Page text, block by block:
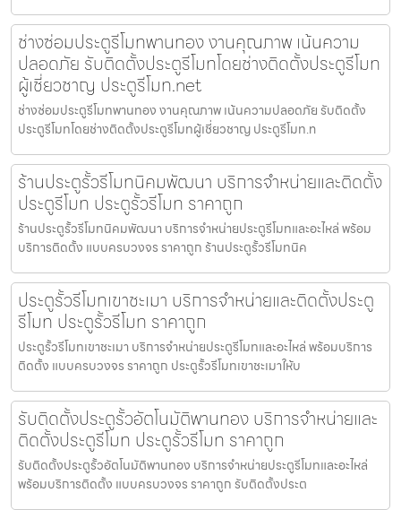
ช่างซ่อมประตูรีโมทพานทอง งานคุณภาพ เน้นความ
ปลอดภัย รับติดตั้งประตูรีโมทโดยช่างติดตั้งประตูรีโมท
ผู้เชี่ยวชาญ ประตูรีโมท.net
ช่างซ่อมประตูรีโมทพานทอง งานคุณภาพ เน้นความปลอดภัย รับติดตั้ง
ประตูรีโมทโดยช่างติดตั้งประตูรีโมทผู้เชี่ยวชาญ ประตูรีโมท.n
ร้านประตูรั้วรีโมทนิคมพัฒนา บริการจำหน่ายและติดตั้ง
ประตูรีโมท ประตูรั้วรีโมท ราคาถูก
ร้านประตูรั้วรีโมทนิคมพัฒนา บริการจำหน่ายประตูรีโมทและอะไหล่ พร้อม
บริการติดตั้ง แบบครบวงจร ราคาถูก ร้านประตูรั้วรีโมทนิค
ประตูรั้วรีโมทเขาชะเมา บริการจำหน่ายและติดตั้งประตู
รีโมท ประตูรั้วรีโมท ราคาถูก
ประตูรั้วรีโมทเขาชะเมา บริการจำหน่ายประตูรีโมทและอะไหล่ พร้อมบริการ
ติดตั้ง แบบครบวงจร ราคาถูก ประตูรั้วรีโมทเขาชะเมาให้บ
รับติดตั้งประตูรั้วอัตโนมัติพานทอง บริการจำหน่ายและ
ติดตั้งประตูรีโมท ประตูรั้วรีโมท ราคาถูก
รับติดตั้งประตูรั้วอัตโนมัติพานทอง บริการจำหน่ายประตูรีโมทและอะไหล่
พร้อมบริการติดตั้ง แบบครบวงจร ราคาถูก รับติดตั้งประต